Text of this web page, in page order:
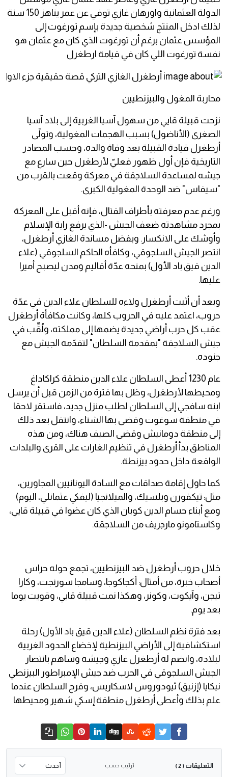
الدولة العثمانية واورهان غازي توفي عن عمر يناهز 150 سنة
لذلك ادخل المنتج شخصية جديدة بإسم تورغوت إلى
المؤسس عثمان برغم أن تورغوت الذي كان مع عثمان هو
نفسة تورغوت اللي كان في قيامة ارطغرل
محاربة المغول والبيزنطيين
نزحت قبيلة قايي من سهول آسيا الغربية إلى بلاد آسيا
الصغرى (الأناضول) بسبب الهجمات المغولية، وتولّى
أرطغرل قيادة القبيلة بعد وفاة والده، وحسب المصادر
التاريخية فإن أول ظهور فعليّ لأرطغرل حين سارع مع
جيشه لمساعدة السلاجقة في معركة وقعت بالقرب من
"سيفاس" ضد الوحدة المغولية الكبرى.
ورغم عدم معرفته بأطراف القتال، فإنه أقبل على المعركة
بمجرد مشاهدته ضعف الجيش -الذي يرفع راية الإسلام
وأوشك على الانكسار. وبفضل مساندة الغازي أرطغرل،
انتصر الجيش السلجوقي، وكافأه الحاكم السلجوقي (علاء
الدين قيق باد الأول) بمنحه عدّة أقاليم ومدن ليصبح أميرا
عليها.
وبعد أن أثبت أرطغرل ولاءه للسلطان علاء الدين في عدّة
حروب، اعتمد عليه في الحروب كلها، وكانت مكافأة أرطغرل
عقب كل حرب أراضي جديدة يضمها إلى مملكته، ولُقِّب في
جيش السلاجقة "بمقدمة السلطان" لتقدّمه الجيش مع
جنوده.
عام 1230 أعطى السلطان علاء الدين منطقة كراكاداغ
ومحيطها لأرطغرل، وظل بها فترة من الزمن قبل أن يرسل
ابنه سافجي إلى السلطان لطلب منزل جديد، فاستقر لاحقا
في منطقة سوغوت وقضى بها الشتاء، وانتقل بعد ذلك
إلى منطقة دومانيش وقضى الصيف هناك، ومن هذه
المناطق بدأ أرطغرل في تنظيم الغارات على القرى والبلدات
الواقعة داخل حدود بيزنطة.
كما حاول إقامة صداقات مع السادة اليونانيين المجاورين،
مثل: تيكفورن وبلسيك، والميلانجيا (ليفكي عثمانلي، اليوم)
ومع أبناء حسام الدين كوبان الذي كان عضوا في قبيلة قايي،
وكاستامونو مارجريف من السلاجقة.
خلال حروب أرطغرل ضد البيزنطيين، تجمع حوله حراس
أصحاب خبرة، من أمثال: أكجاكوجا، وسامجا سورنجت، وكارا
تيجن، وآيكوت، وكونر، وهكذا نمت قبيلة قايي، وقويت يوما
بعد يوم.
بعد فترة نظم السلطان (علاء الدين قيق باد الأول) رحلة
استكشافية إلى الأراضي البيزنطية لإخضاع الحدود الغربية
لبلاده، وانضم له أرطغرل غازي وجيشه وساهم بانتصار
الجيش السلجوقي في الحرب ضد جيش الإمبراطور البيزنطي
نيكايا (إزنيق) ثيودوروس لاسكاريس، وفرح السلطان عندما
علم بذلك وأعطى أرطغرل منطقة إسكي شهير ومحيطها
التعليقات ( 2 ) ترتيب حسب